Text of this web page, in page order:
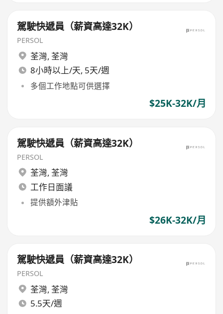
駕駛快遞員（薪資高達32K）
PERSOL
荃灣, 荃灣
8小時以上/天, 5天/週
多個工作地點可供選擇
$25K-32K/月
駕駛快遞員（薪資高達32K）
PERSOL
荃灣, 荃灣
工作日面議
提供額外津貼
$26K-32K/月
駕駛快遞員（薪資高達32K）
PERSOL
荃灣, 荃灣
5.5天/週